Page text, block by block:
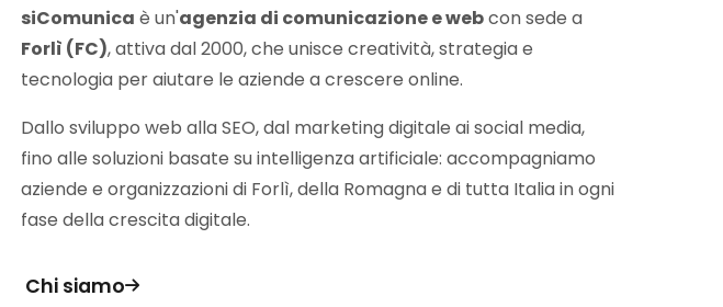
siComunica è un'agenzia di comunicazione e webcon sede a
Forlì (FC), attiva dal 2000, che unisce creatività, strategia e
tecnologia per aiutare le aziende a crescere online.
Dallo sviluppo web alla SEO, dal marketing digitale ai social media,
fino alle soluzioni basate su intelligenza artificiale: accompagniamo
aziende e organizzazioni di Forlì, della Romagna e di tutta Italia in ogni
fase della crescita digitale.
Chi siamo